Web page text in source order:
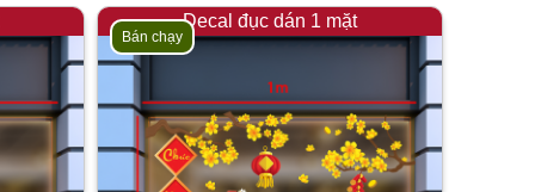
Decal đục dán 1 mặt
Bán chạy